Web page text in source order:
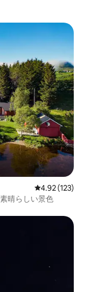
レビュー123
4.92 (123)
晴らしい景色